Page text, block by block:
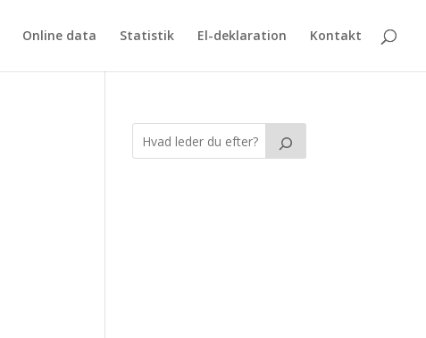
Online data Statistik El-deklaration Kontakt